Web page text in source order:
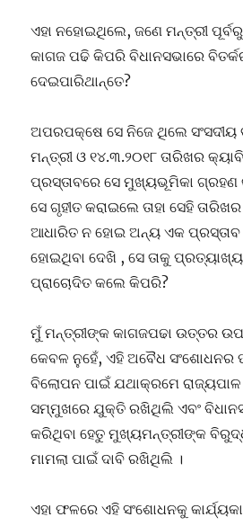
ଏହା ନହୋଇଥିଲେ, ଜଣେ ମନ୍ତ୍ରୀ
କାଗଜ ପଢି କିପରି ବିଧାନସଭାରେ
ଦେଇପାରିଥାନ୍ତେ?
ଅପରପକ୍ଷେ ସେ ନିଜେ ଥିଲେ ସଂସଦୀୟ
ମନ୍ତ୍ରୀ ଓ ୧୪.୩.୨୦୧୮ ତାରିଖର
ପ୍ରସ୍ତାବରେ ସେ ମୁଖ୍ୟଭୂମିକା
ସେ ଗୃହୀତ କରାଇଲେ ତାହା ସେହି
ଆଧାରିତ ନ ହୋଇ ଅନ୍ୟ ଏକ
ହୋଇଥିବା ଦେଖି , ସେ ତାକୁ
ପ୍ରାଚୋଦିତ କଲେ କିପରି?
ମୁଁ ମନ୍ତ୍ରୀଙ୍କ କାଗଜପଢା ଉତ୍ତର
କେବଳ ନୁହେଁ, ଏହି ଅବୈଧ ସଂଶୋଧନର
ବିଲୋପନ ପାଇଁ ଯଥାକ୍ରମେ
ସମ୍ମୁଖରେ ଯୁକ୍ତି ରଖିଥିଲି ଏବଂ
କରିଥିବା ହେତୁ ମୁଖ୍ୟମନ୍ତ୍ରୀଙ୍କ
ମାମଲା ପାଇଁ ଦାବି ରଖିଥିଲି ।
ଏହା ଫଳରେ ଏହି ସଂଶୋଧନକୁ